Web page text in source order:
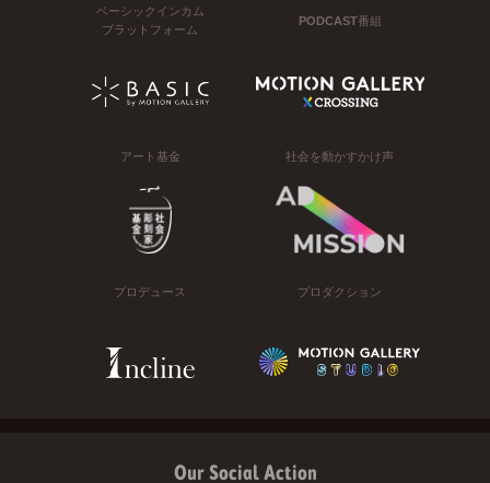
ベーシックインカム
プラットフォーム
PODCAST番組
アート基金 社会を動かすかけ声
プロデュース プロダクション
Our Social Action